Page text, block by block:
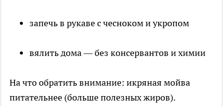
запечь в рукаве с чесноком и укропом
вялить дома — без консервантов и химии
На что обратить внимание: икряная мойва
питательнее (больше полезных жиров).